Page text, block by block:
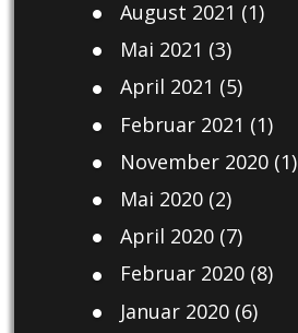
August 2021 (1)
Mai 2021 (3)
April 2021 (5)
Februar 2021 (1)
November 2020(1)
Mai 2020(2)
April 2020(7)
Februar 2020(8)
Januar 2020(6)